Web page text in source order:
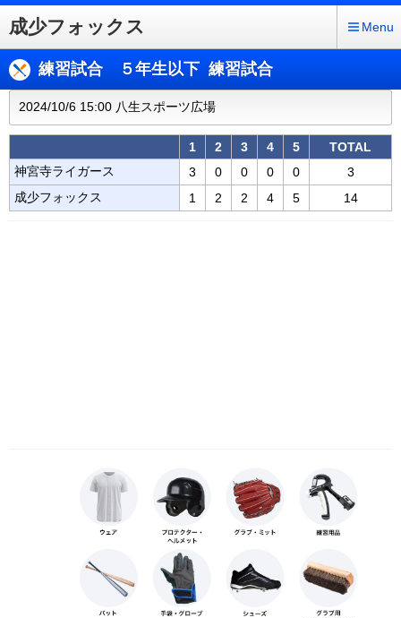
成少フォックス Menu
練習試合 ５年生以下 練習試合
2024/10/6 15:00 八生スポーツ広場
1 2 3 4 5
TOTAL
神宮寺ライガース
3 0 0 0 0
3
成少フォックス
1 2 2 4 5 14